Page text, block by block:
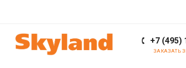
+7 (495)
ЗАКАЗАТЬ